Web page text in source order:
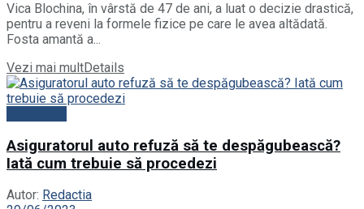
Vica Blochina, în vârstă de 47 de ani, a luat o decizie drastică,
pentru a reveni la formele fizice pe care le avea altădată.
Fosta amantă a...
Vezi mai multDetails
Asiguratorul auto refuză să te despăgubească?
Iată cum trebuie să procedezi
Autor: Redactia